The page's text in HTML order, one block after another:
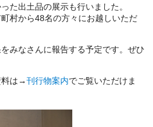
た出土品の展示も行いました。
村から48名の方々にお越しいただ
みなさんに報告する予定です。ぜひ
料は→刊行物案内でご覧いただけま